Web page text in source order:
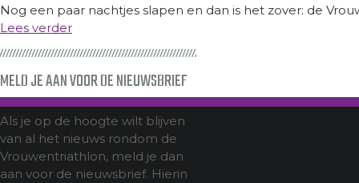
Nog een paar nachtjes slapen en dan is het zover: de
Lees verder
MELD JE AAN VOOR DE NIEUWSBRIEF
Als je op de hoogte wilt blijven
van al het nieuws rondom de
Vrouwentriathlon, meld je dan
aan voor de nieuwsbrief. Hierin